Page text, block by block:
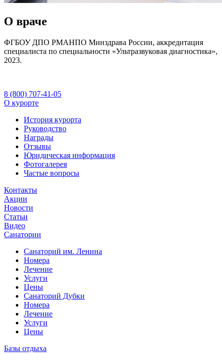
О враче
ФГБОУ ДПО РМАНПО Минздрава России, аккредитация
специалиста по специальности «Ультразвуковая диагностика»,
2023.
8 (800) 707-41-05
О курорте
История курорта
Руководство
Награды
Отзывы
Юридическая информация
Фотогалерея
Частые вопросы
Контакты
Акции
Новости
Статьи
Видео
Санатории
Санаторий им. Ленина
Номера
Лечение
Услуги
Цены
Санаторий Дубки
Номера
Лечение
Услуги
Цены
Базы отдыха